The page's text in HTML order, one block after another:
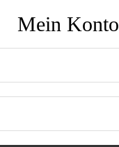
Mein Konto